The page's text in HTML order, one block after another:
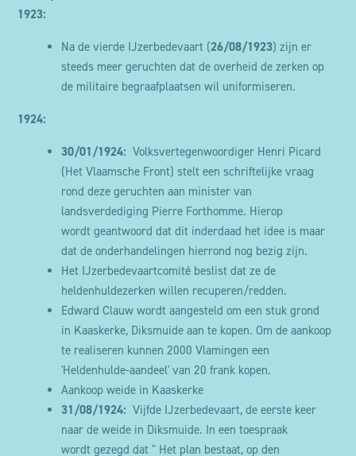
1923:
Na de vierde IJzerbedevaart (26/08/1923) zijn er
steeds meer geruchten dat de overheid de zerken op
de militaire begraafplaatsen wil uniformiseren.
1924:
30/01/1924:Volksvertegenwoordiger Henri Picard
(Het Vlaamsche Front) stelt een schriftelijke vraag
rond deze geruchten aan minister van
landsverdediging Pierre Forthomme. Hierop
wordt geantwoord dat dit inderdaad het idee is maar
dat de onderhandelingen hierrond nog bezig zijn.
Het IJzerbedevaartcomité beslist dat ze de
heldenhuldezerken willen recuperen/redden.
Edward Clauw wordt aangesteld om een stuk grond
in Kaaskerke, Diksmuide aan te kopen. Om de aankoop
te realiseren kunnen 2000 Vlamingen een
'Heldenhulde-aandeel' van 20 frank kopen.
Aankoop weide in Kaaskerke
31/08/1924: Vijfde IJzerbedevaart, de eerste keer
naar de weide in Diksmuide. In een toespraak
wordt gezegd dat " Het plan bestaat, op den